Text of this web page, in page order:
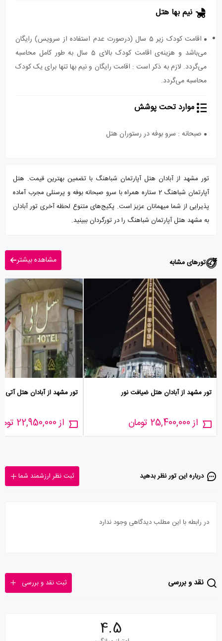
نیم بها هتل
اقامت کودک زیر 5 سال (درصورت عدم استفاده از سرویس) رایگان
می‌باشد و هزینه‌ی اقامت کودک بالای 5 سال به طور کامل محاسبه
می‌گردد. لازم به ذکر است : اقامت رایگان و نیم بها تنها برای یک کودک
محاسبه می‌گردد.
موارد تحت پوشش
صبحانه : سرو بوفه در رستوران هتل
تور مشهد از آبادان هتل آپارتمان شباهنگ با تضمین بهترین قیمت. هتل
آپارتمان شباهنگ 2 ستاره همراه با سرو صبحانه بوفه و پرسنلی مجرب آماده
پذیرایی از شما میهمانان عزیز است. پکیج‌های متنوع لحظه آخری تور آبادان
به مشهد هتل آپارتمان شباهنگ را در تورگردان ببینید.
تورهای مشابه مشاهده بیشتر
تور مشهد از آبادان هتل ضیافت نور
از 25,400,000 تومان
تور مشهد از آبادان هتل آتی
از 22,950,000 تومان
درباره این تور‌ نظر بدهید ثبت نظر ارزشمند شما
در رابطه با این مطلب دیدگاهی وجود ندارد
نقد و بررسی ثبت نقد و بررسی
4.5